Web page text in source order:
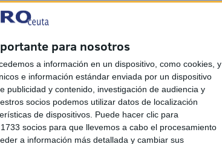
para nosotros
a información en un dispositivo, como cookies, y
e información estándar enviada por un dispositivo
publicidad y contenido, investigación de audiencia y
socios podemos utilizar datos de localización
de dispositivos. Puede hacer clic para
socios para que llevemos a cabo el procesamiento
a información más detallada y cambiar sus
pasar por encima de
un domingo de ocio.
no pueden mostrarnos
que ejercen sus
son los más